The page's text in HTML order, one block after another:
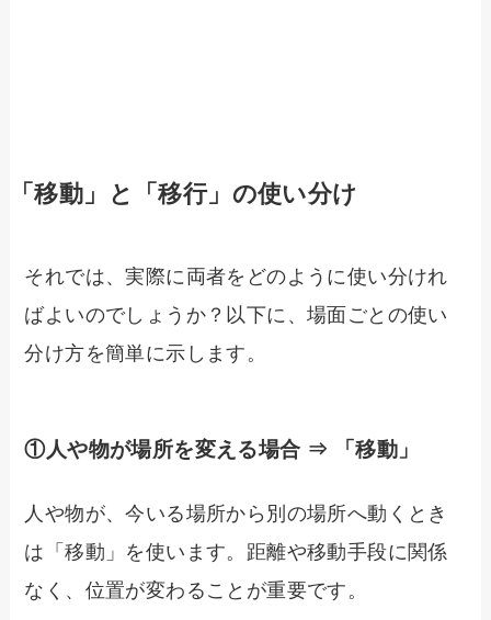
「移動」と「移行」の使い分け
それでは、実際に両者をどのように使い分けれ
ばよいのでしょうか？以下に、場面ごとの使い
分け方を簡単に示します。
①人や物が場所を変える場合 ⇒ 「移動」
人や物が、今いる場所から別の場所へ動くとき
は「移動」を使います。距離や移動手段に関係
なく、位置が変わることが重要です。